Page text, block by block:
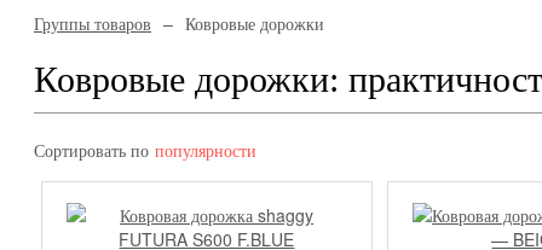
Группы товаров Ковровые дорожки
Ковровые дорожки:
Сортировать по популярности